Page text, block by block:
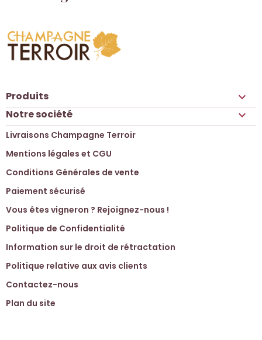
Produits 
Notre société 
Livraisons Champagne Terroir
Mentions légales et CGU
Conditions Générales de vente
Paiement sécurisé
Vous êtes vigneron ? Rejoignez-nous !
Politique de Confidentialité
Information sur le droit de rétractation
Politique relative aux avis clients
Contactez-nous
Plan du site